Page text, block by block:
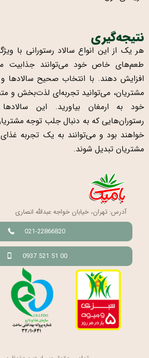
نتیجه‌گیری
هر یک از این انواع سالاد رستورانی با
طعم‌های خاص خود می‌توانند جذابیت
افزایش دهند. با انتخاب صحیح سالادها و
مشتریان، می‌توانید تجربه‌ای لذت‌بخش و
خود به ارمغان بیاورید. این
رستوران‌هایی که به دنبال جلب توجه
خواهند بود و می‌توانند به یک تجربه
مشتریان تبدیل شوند.
آدرس: تهران، خیابان خواجه عبدالله انصاری
021-22866820
0937 521 51 00